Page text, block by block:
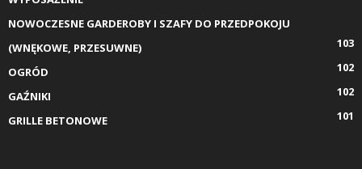
NOWOCZESNE GARDEROBY I SZAFY DO PRZEDPOKOJU
(WNĘKOWE, PRZESUWNE)
103
OGRÓD
102
GAŹNIKI
102
GRILLE BETONOWE
101